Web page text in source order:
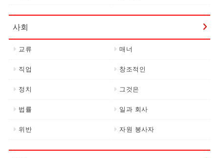
사회
교류 매너
직업 창조적인
정치 그것은
법률 일과 회사
위반 자원 봉사자